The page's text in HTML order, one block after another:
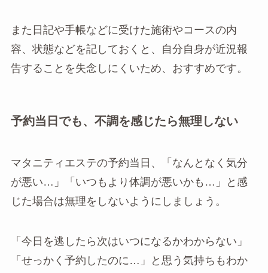
また日記や手帳などに受けた施術やコースの内
容、状態などを記しておくと、自分自身が近況報
告することを失念しにくいため、おすすめです。
予約当日でも、不調を感じたら無理しない
マタニティエステの予約当日、「なんとなく気分
が悪い…」「いつもより体調が悪いかも…」と感
じた場合は無理をしないようにしましょう。
「今日を逃したら次はいつになるかわからない」
「せっかく予約したのに…」と思う気持ちもわか